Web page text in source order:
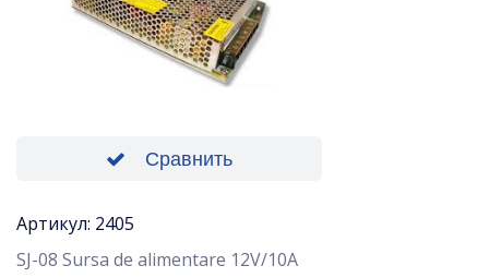
Сравнить
Артикул: 2405
SJ-08 Sursa de alimentare 12V/10A